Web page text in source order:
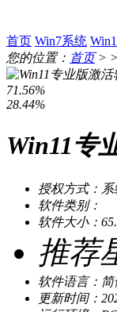
首页 Win7系统
您的位置： 首页> >
71.56%
28.44%
Win11专
授权方式：系
软件类别：
软件大小：
推荐
软件语言：简
更新时间：